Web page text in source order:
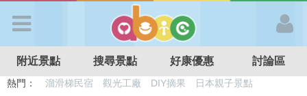
APP登入
附近景點 搜尋景點 好康優惠 討論區
熱門： 溜滑梯民宿 觀光工廠 DIY摘果
日本親子景點